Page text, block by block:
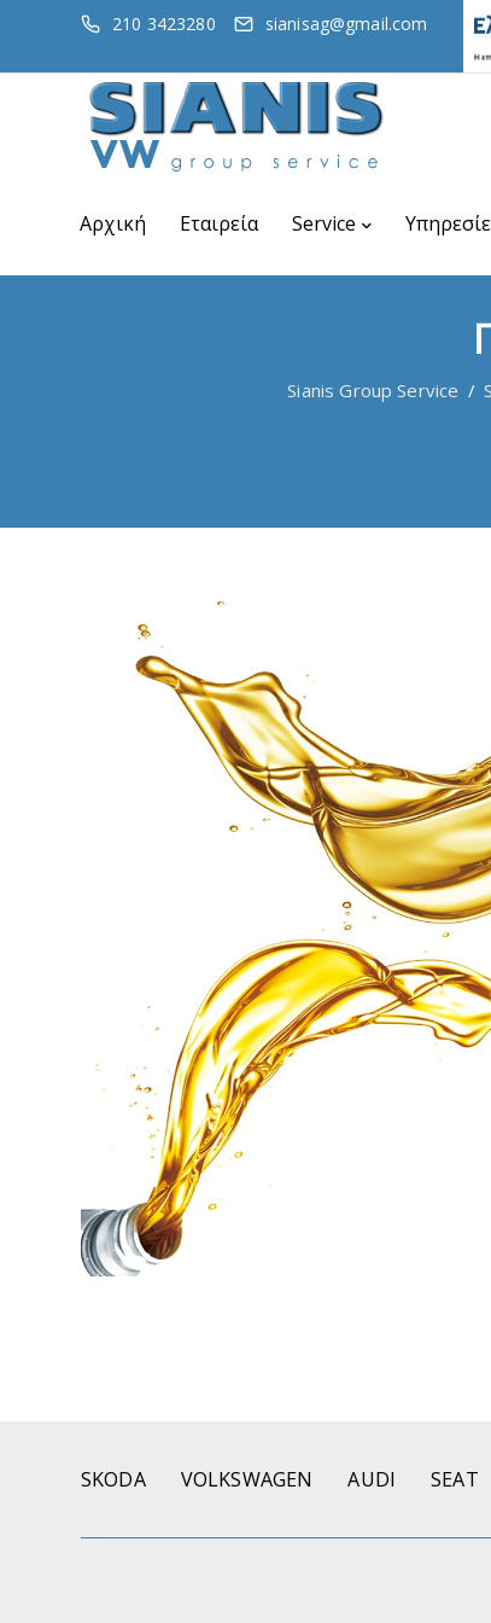
210 3423280 sianisag@gmail.com
Αρχική Εταιρεία Service
Sianis Group Service /
SKODA VOLKSWAGEN AUDI SEAT